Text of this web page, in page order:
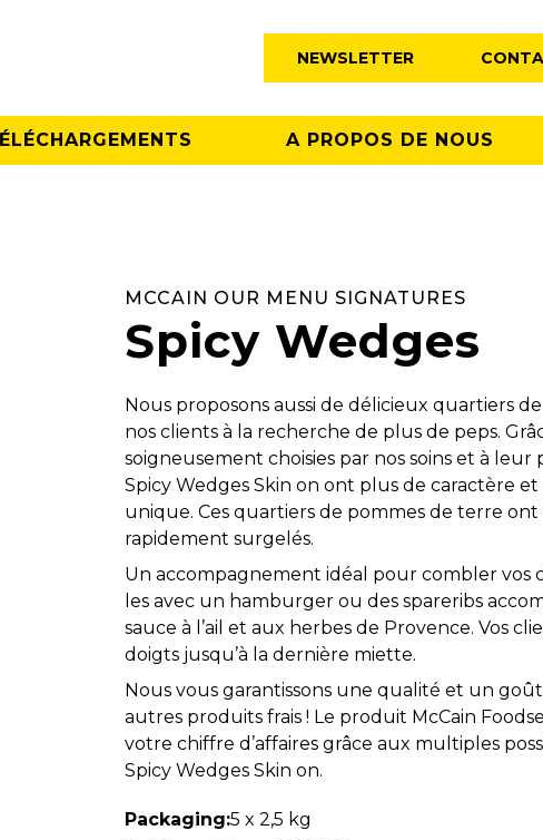
NEWSLETTER
A PROPOS DE NOUS
MCCAIN OUR MENU SIGNATURES
Spicy Wedges
Nous proposons aussi de délicieux quartiers
nos clients à la recherche de plus de peps.
soigneusement choisies par nos soins et à leur
Spicy Wedges Skin on ont plus de caractère
unique. Ces quartiers de pommes de terre
rapidement surgelés.
Un accompagnement idéal pour combler vos
les avec un hamburger ou des spareribs
sauce à l’ail et aux herbes de Provence. Vos
doigts jusqu’à la dernière miette.
Nous vous garantissons une qualité et un
autres produits frais ! Le produit McCain
votre chiffre d’affaires grâce aux multiples
Spicy Wedges Skin on.
Packaging:5 x 2,5 kg